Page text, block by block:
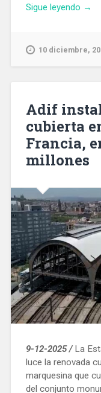
Sigue leyendo «A
hoy
en
de
salud
y
→
10 diciembre,
Adif
cubierta
Francia,
millones
9-12-2025 /La
luce la renovada
marquesina que
del conjunto